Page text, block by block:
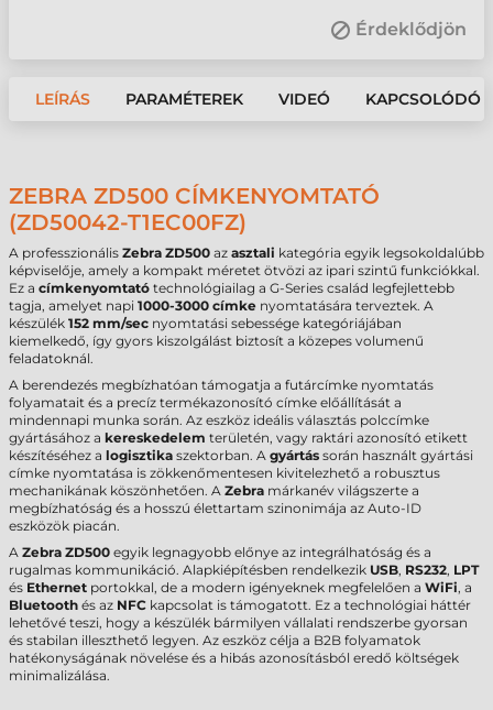
Érdeklődjön
LEÍRÁS PARAMÉTEREK VIDEÓ KAPCSOLÓDÓ
ZEBRA ZD500 CÍMKENYOMTATÓ
(ZD50042-T1EC00FZ)
A professzionális Zebra ZD500 az asztali kategória egyik legsokoldalúbb
képviselője, amely a kompakt méretet ötvözi az ipari szintű funkciókkal.
Ez a címkenyomtató technológiailag a G-Series család legfejlettebb
tagja, amelyet napi 1000-3000 címke nyomtatására terveztek. A
készülék 152 mm/sec nyomtatási sebessége kategóriájában
kiemelkedő, így gyors kiszolgálást biztosít a közepes volumenű
feladatoknál.
A berendezés megbízhatóan támogatja a futárcímke nyomtatás
folyamatait és a precíz termékazonosító címke előállítását a
mindennapi munka során. Az eszköz ideális választás polccímke
gyártásához a kereskedelem területén, vagy raktári azonosító etikett
készítéséhez a logisztika szektorban. A gyártás során használt gyártási
címke nyomtatása is zökkenőmentesen kivitelezhető a robusztus
mechanikának köszönhetően. A Zebra márkanév világszerte a
megbízhatóság és a hosszú élettartam szinonimája az Auto-ID
eszközök piacán.
A Zebra ZD500 egyik legnagyobb előnye az integrálhatóság és a
rugalmas kommunikáció. Alapkiépítésben rendelkezik USB, RS232, LPT
és Ethernet portokkal, de a modern igényeknek megfelelően a WiFi, a
Bluetooth és az NFC kapcsolat is támogatott. Ez a technológiai háttér
lehetővé teszi, hogy a készülék bármilyen vállalati rendszerbe gyorsan
és stabilan illeszthető legyen. Az eszköz célja a B2B folyamatok
hatékonyságának növelése és a hibás azonosításból eredő költségek
minimalizálása.